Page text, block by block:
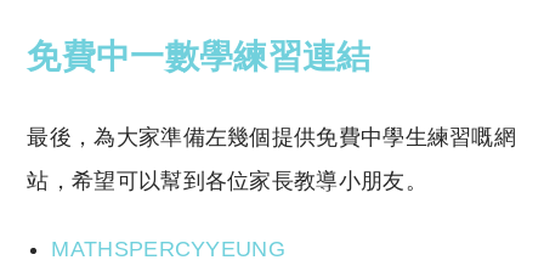
免費中一數學練習連結
最後，為大家準備左幾個提供免費中學生練習嘅網
站，希望可以幫到各位家長教導小朋友。
MATHSPERCYYEUNG